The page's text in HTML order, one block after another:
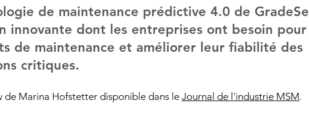
de maintenance prédictive 4.0 de
innovante dont les entreprises ont besoin
de maintenance et améliorer leur fiabilité des
critiques.
de Marina Hofstetter disponible dans le Journal de l'industrie MSM.